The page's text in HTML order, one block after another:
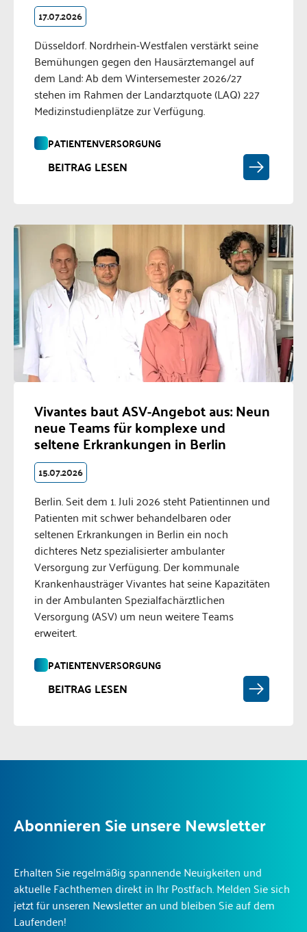
17.07.2026
Düsseldorf. Nordrhein-Westfalen verstärkt seine
Bemühungen gegen den Hausärztemangel auf
dem Land: Ab dem Wintersemester 2026/27
stehen im Rahmen der Landarztquote (LAQ) 227
Medizinstudienplätze zur Verfügung.
PATIENTENVERSORGUNG
BEITRAG LESEN
Vivantes baut ASV-Angebot aus: Neun
neue Teams für komplexe und
seltene Erkrankungen in Berlin
15.07.2026
Berlin. Seit dem 1. Juli 2026 steht Patientinnen und
Patienten mit schwer behandelbaren oder
seltenen Erkrankungen in Berlin ein noch
dichteres Netz spezialisierter ambulanter
Versorgung zur Verfügung. Der kommunale
Krankenhausträger Vivantes hat seine Kapazitäten
in der Ambulanten Spezialfachärztlichen
Versorgung (ASV) um neun weitere Teams
erweitert.
PATIENTENVERSORGUNG
BEITRAG LESEN
Abonnieren Sie unsere Newsletter
Erhalten Sie regelmäßig spannende Neuigkeiten und
aktuelle Fachthemen direkt in Ihr Postfach. Melden Sie sich
jetzt für unseren Newsletter an und bleiben Sie auf dem
Laufenden!